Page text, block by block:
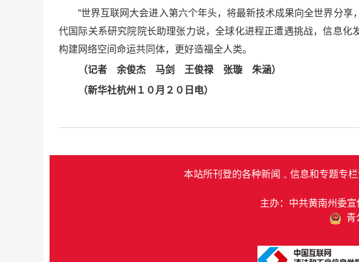
“世界互联网大会进入第六个年头，将最新技术成果向全世界分
代国际关系研究院院长助理张力说，全球化进程正遭遇挑战，信息
构建网络空间命运共同体，更好造福全人类。
（记者 余俊杰 马剑 王俊禄 张璇 朱涵）
（新华社杭州１０月２０日电）
本站所刊登的各种新闻﹑信息和专题专
主办：中共黄南州委
青